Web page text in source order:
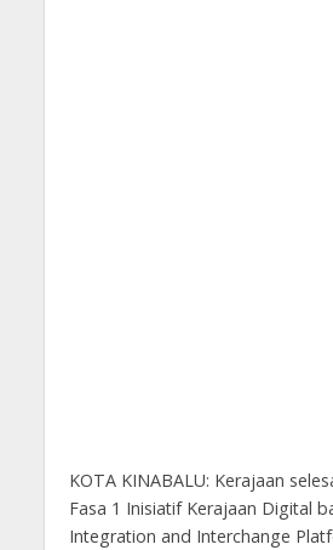
KOTA KINABALU: Kerajaan
Fasa 1 Inisiatif Kerajaan Digital
Integration and Interchange